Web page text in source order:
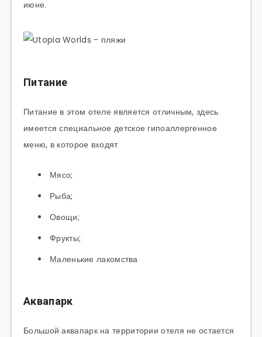
июне.
Питание
Питание в этом отеле является отличным, здесь
имеется специальное детское гипоаллергенное
меню, в которое входят
Мясо;
Рыба;
Овощи;
Фрукты;
Маленькие лакомства
Аквапарк
Большой аквапарк на территории отеля не остается